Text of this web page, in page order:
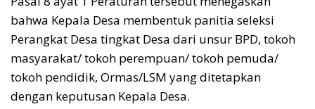
bahwa Kepala Desa membentuk panitia seleksi
Perangkat Desa tingkat Desa dari unsur BPD, tokoh
masyarakat/ tokoh perempuan/ tokoh pemuda/
tokoh pendidik, Ormas/LSM yang ditetapkan
dengan keputusan Kepala Desa.